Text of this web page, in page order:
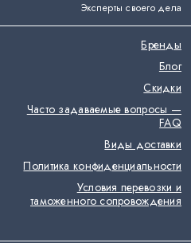
Эксперты своего дела
Бренды
Блог
Скидки
Часто задаваемые вопросы —
FAQ
Виды доставки
Политика конфиденциальности
Условия перевозки и
таможенного сопровождения